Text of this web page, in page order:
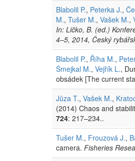
Blabolil P., Peterka J.,
M., Tušer M., Vašek M.,
In: Ličko, B. (ed.)
4–5, 2014, Český
Blabolil P., Říha M.,
Šmejkal M., Vejřík L.,
obsádek [The current
Jůza T., Vašek M.,
(2014) Chaos and
724: 217–234..
Tušer M., Frouzová J.,
camera. Fisheries